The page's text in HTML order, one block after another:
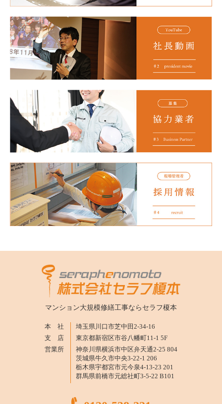
マンション大規模修繕工事ならセラフ榎本
本 社
埼玉県川口市芝中田2-34-16
支 店
東京都新宿区市谷八幡町11-1 5F
営業所
神奈川県横浜市中区弁天通2-25 804
茨城県牛久市中央3-22-1 206
栃木県宇都宮市元今泉4-13-23 201
群馬県前橋市元総社町3-5-22 B101